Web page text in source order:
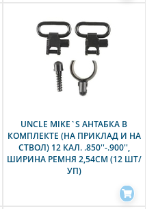
UNCLE MIKE`S АНТАБКА В
КОМПЛЕКТЕ (НА ПРИКЛАД И НА
СТВОЛ) 12 КАЛ. .850''-.900'',
ШИРИНА РЕМНЯ 2,54СМ (12 ШТ/
УП)